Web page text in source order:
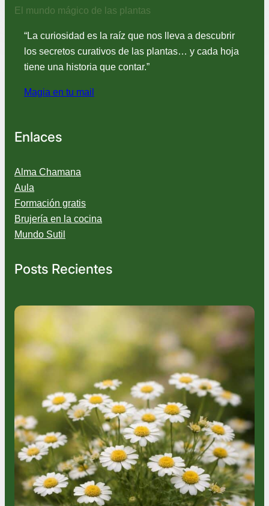
El mundo mágico de las plantas
“La curiosidad es la raíz que nos lleva a descubrir
los secretos curativos de las plantas… y cada hoja
tiene una historia que contar.”
Magia en tu mail
Enlaces
Alma Chamana
Aula
Formación gratis
Brujería en la cocina
Mundo Sutil
Posts Recientes